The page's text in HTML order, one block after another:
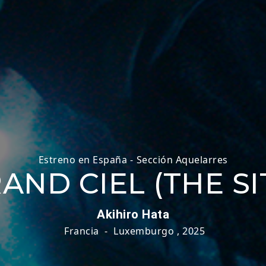
Estreno en España - Sección Aquelarres
CIEL (THE
Akihiro Hata
Francia - Luxemburgo , 2025